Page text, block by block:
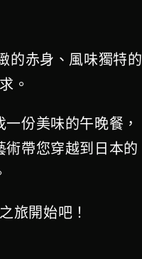
的赤身、風味獨特的
。
份美味的午晚餐，
帶您穿越到日本的
旅開始吧！